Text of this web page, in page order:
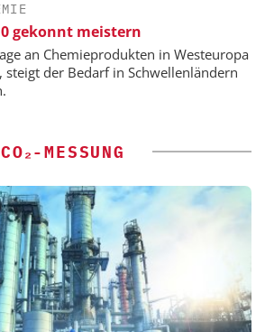
gekonnt meistern
an Chemieprodukten in Westeuropa
steigt der Bedarf in Schwellenländern
CO₂-MESSUNG